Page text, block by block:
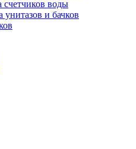
счетчиков воды
унитазов и бачков